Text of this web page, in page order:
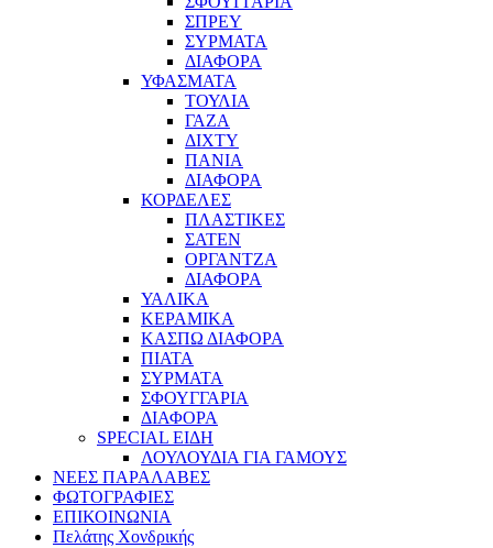
ΣΠΡΕΥ
ΣΥΡΜΑΤΑ
ΔΙΑΦΟΡΑ
ΥΦΑΣΜΑΤΑ
ΤΟΥΛΙΑ
ΓΑΖΑ
ΔΙΧΤΥ
ΠΑΝΙΑ
ΔΙΑΦΟΡΑ
ΚΟΡΔΕΛΕΣ
ΠΛΑΣΤΙΚΕΣ
ΣΑΤΕΝ
ΟΡΓΑΝΤΖΑ
ΔΙΑΦΟΡΑ
ΥΑΛΙΚΑ
ΚΕΡΑΜΙΚΑ
ΚΑΣΠΩ ΔΙΑΦΟΡΑ
ΠΙΑΤΑ
ΣΥΡΜΑΤΑ
ΣΦΟΥΓΓΑΡΙΑ
ΔΙΑΦΟΡΑ
SPECIAL ΕΙΔΗ
ΛΟΥΛΟΥΔΙΑ ΓΙΑ ΓΑΜΟΥΣ
ΝΕΕΣ ΠΑΡΑΛΑΒΕΣ
ΦΩΤΟΓΡΑΦΙΕΣ
ΕΠΙΚΟΙΝΩΝΙΑ
Πελάτης Χονδρικής